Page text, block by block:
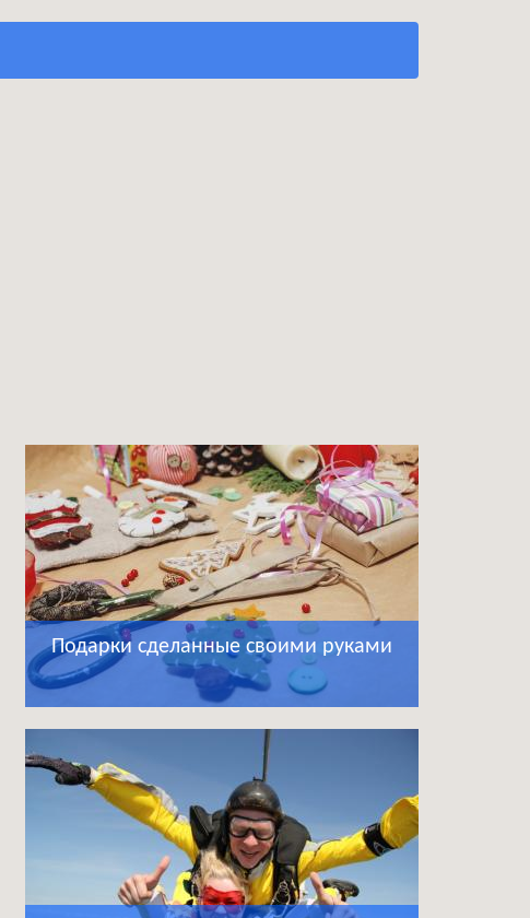
Подарки сделанные своими руками